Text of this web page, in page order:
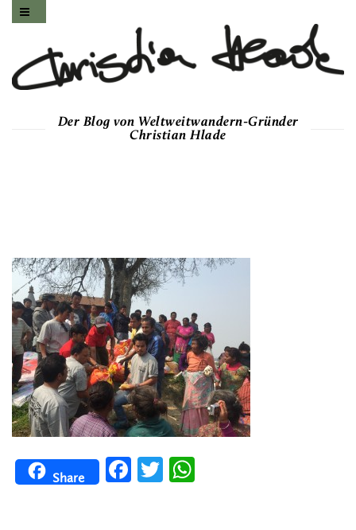
Der Blog von Weltweitwandern-Gründer
Christian Hlade
Share
FacebookTwitter